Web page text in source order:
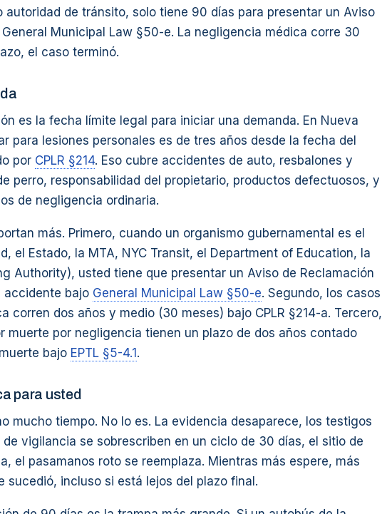
autoridad de tránsito, solo tiene 90 días para presentar un Aviso
Municipal Law §50-e. La negligencia médica corre 30
el caso terminó.
es la fecha límite legal para iniciar una demanda. En Nueva
para lesiones personales es de tres años desde la fecha del
por CPLR §214. Eso cubre accidentes de auto, resbalones y
perro, responsabilidad del propietario, productos defectuosos, y
de negligencia ordinaria.
más. Primero, cuando un organismo gubernamental es el
el Estado, la MTA, NYC Transit, el Department of Education, la
Authority), usted tiene que presentar un Aviso de Reclamación
accidente bajo General Municipal Law §50-e. Segundo, los casos
corren dos años y medio (30 meses) bajo CPLR §214-a. Tercero,
muerte por negligencia tienen un plazo de dos años contado
bajo EPTL §5-4.1 .
para usted
mucho tiempo. No lo es. La evidencia desaparece, los testigos
vigilancia se sobrescriben en un ciclo de 30 días, el sitio de
el pasamanos roto se reemplaza. Mientras más espere, más
sucedió, incluso si está lejos del plazo final.